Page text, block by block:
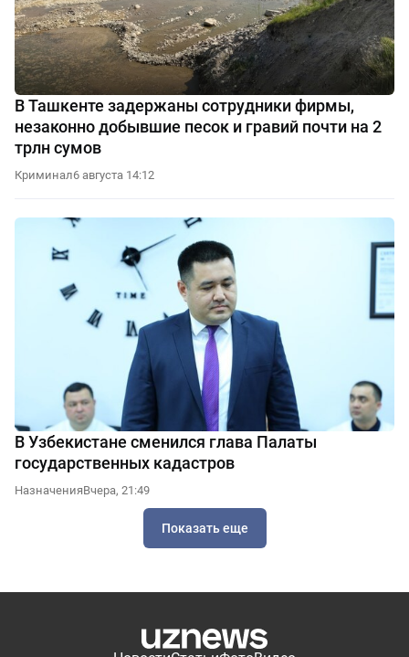
В Ташкенте задержаны сотрудники фирмы,
незаконно добывшие песок и гравий почти на 2
трлн сумов
Криминал6 августа 14:12
В Узбекистане сменился глава Палаты
государственных кадастров
НазначенияВчера, 21:49
Показать еще